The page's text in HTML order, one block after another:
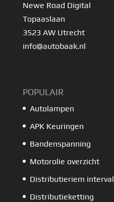
Newe Road Digital
Topaaslaan
3523 AW Utrecht
info@autobaak.nl
POPULAIR
Autolampen
APK Keuringen
Bandenspanning
Motorolie overzicht
Distributieriem interval
Distributieketting